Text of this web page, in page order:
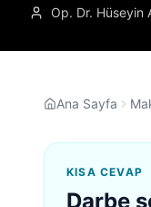
Op. Dr. Hüseyin
Ana Sayfa
KISA CEVAP
Darbe